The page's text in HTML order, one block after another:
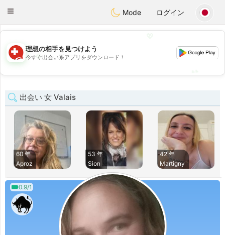
Suissi
Toggle
Mode ログイン
💖
💕
理想の相手を見つけよう
今すぐ出会い系アプリをダウンロード！
出会い 女 Valais
60 年
Aproz
53 年
Sion
42 年
Martigny
0.9/1